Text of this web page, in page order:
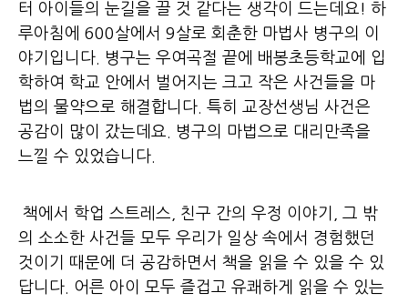
터 아이들의 눈길을 끌 것 같다는 생각이 드는데요! 하
루아침에 600살에서 9살로 회춘한 마법사 병구의 이
야기입니다. 병구는 우여곡절 끝에 배봉초등학교에 입
학하여 학교 안에서 벌어지는 크고 작은 사건들을 마
법의 물약으로 해결합니다. 특히 교장선생님 사건은
공감이 많이 갔는데요. 병구의 마법으로 대리만족을
느낄 수 있었습니다.
책에서 학업 스트레스, 친구 간의 우정 이야기, 그 밖
의 소소한 사건들 모두 우리가 일상 속에서 경험했던
것이기 때문에 더 공감하면서 책을 읽을 수 있을 수 있
답니다. 어른 아이 모두 즐겁고 유쾌하게 읽을 수 있는